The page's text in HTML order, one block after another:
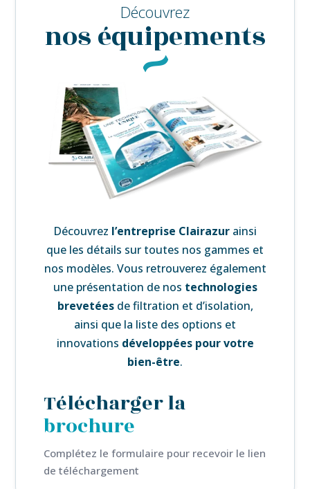
Découvrez
nos équipements
Découvrez l’entreprise Clairazur ainsi
que les détails sur toutes nos gammes et
nos modèles. Vous retrouverez également
une présentation de nos technologies
brevetéesde filtration et d’isolation,
ainsi que la liste des options et
innovations développées pour votre
bien-être.
Télécharger la
brochure
Complétez le formulaire pour recevoir le lien
de téléchargement